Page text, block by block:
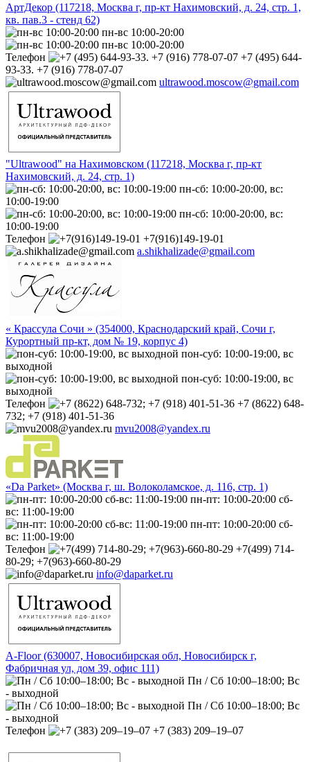
АртДекор (117218, Москва г, пр-кт Нахимовский, д. 24, стр. 1,
кв. пав.3 - стенд 62)
пн-вс 10:00-20:00
пн-вс 10:00-20:00
Телефон
+7 (495) 644-
93-33. +7 (916) 778-07-07
ultrawood.moscow@gmail.com
"Ultrawood" на Нахимовском (117218, Москва г, пр-кт
Нахимовский, д. 24, стр. 1)
пн-сб: 10:00-20:00, вс:
10:00-19:00
пн-сб: 10:00-20:00, вс:
10:00-19:00
Телефон
+7(916)149-19-01
a.shikhalizade@gmail.com
« Крассула Сочи » (354000, Краснодарский край, Сочи г,
Курортный пр-кт, дом № 19, корпус 4)
пон-суб: 10:00-19:00, вс
выходной
пон-суб: 10:00-19:00, вс
выходной
Телефон
+7 (8622) 648-
732; +7 (918) 401-51-36
mvu2008@yandex.ru
«Da Parket» (Москва г, ш. Волоколамское, д. 116, стр. 1)
пн-пт: 10:00-20:00 сб-
вс: 11:00-19:00
пн-пт: 10:00-20:00 сб-
вс: 11:00-19:00
Телефон
+7(499) 714-
80-29; +7(963)-660-80-29
info@daparket.ru
A-Floor (630007, Новосибирская обл, Новосибирск г,
Фабричная ул, дом 39, офис 111)
Пн / Сб 10:00–18:00; Вс
- выходной
Пн / Сб 10:00–18:00; Вс
- выходной
Телефон
+7 (383) 209‒19‒07